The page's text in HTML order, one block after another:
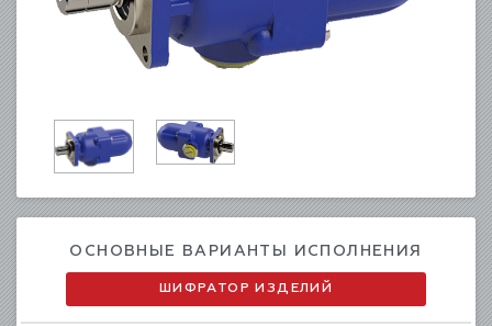
ОСНОВНЫЕ ВАРИАНТЫ ИСПОЛНЕНИЯ
ШИФРАТОР ИЗДЕЛИЙ